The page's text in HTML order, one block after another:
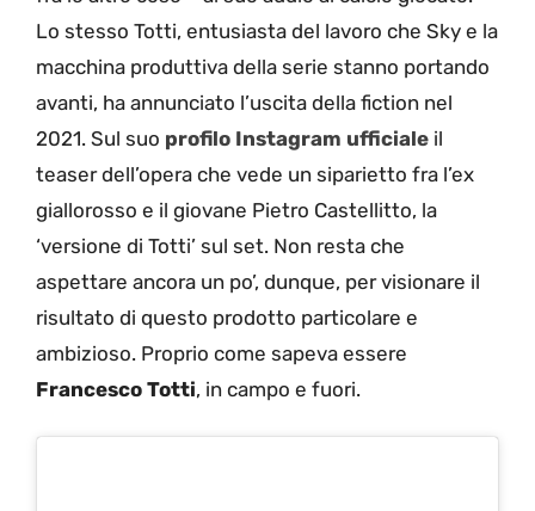
Lo stesso Totti, entusiasta del lavoro che Sky e la
macchina produttiva della serie stanno portando
avanti, ha annunciato l’uscita della fiction nel
2021. Sul suo profilo Instagram ufficiale il
teaser dell’opera che vede un siparietto fra l’ex
giallorosso e il giovane Pietro Castellitto, la
‘versione di Totti’ sul set. Non resta che
aspettare ancora un po’, dunque, per visionare il
risultato di questo prodotto particolare e
ambizioso. Proprio come sapeva essere
Francesco Totti, in campo e fuori.